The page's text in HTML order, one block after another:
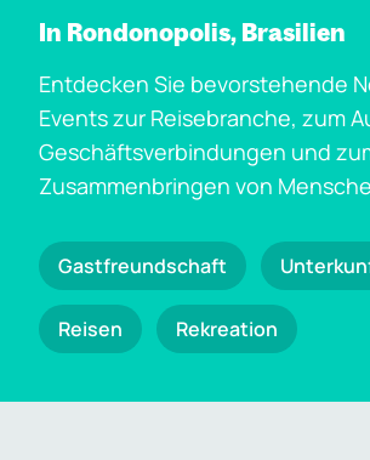
In Rondonopolis, Brasilien
Entdecken Sie bevorstehende
Events zur Reisebranche, zum
Geschäftsverbindungen und
Zusammenbringen von
Gastfreundschaft
Reisen Rekreation